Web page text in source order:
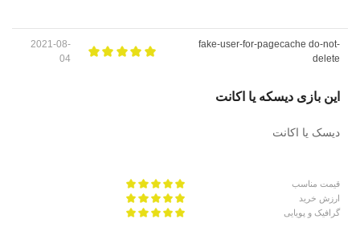
fake-user-for-pagecache do-not-
delete
2021-08-
04
این بازی دیسکه یا اکانت
دیسک یا اکانت
قیمت مناسب
ارزش خرید
گرافیک و پویایی